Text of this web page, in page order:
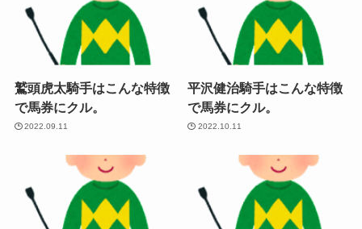
鷲頭虎太騎手はこんな特徴
で馬券にクル。
2022.09.11
平沢健治騎手はこんな特徴
で馬券にクル。
2022.10.11